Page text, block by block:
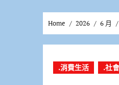
Home 2026 6 月
.消費生活 .社會